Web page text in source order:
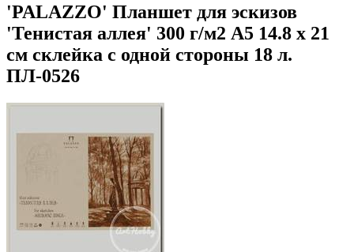
'PALAZZO' Планшет для эскизов
'Тенистая аллея' 300 г/м2 A5 14.8 х 21
см склейка с одной стороны 18 л.
ПЛ-0526